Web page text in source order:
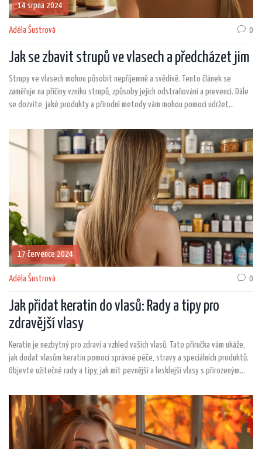
14 srpna 2024
Adéla Šustrová 0
Jak se zbavit strupů ve vlasech a předcházet jim
Strupy ve vlasech mohou působit nepříjemně a svědivě. Tento článek se
zaměřuje na příčiny vzniku strupů, způsoby jejich odstraňování a prevenci. Dále
se dozvíte, jaké produkty a přírodní metody vám mohou pomoci udržet
péči o vlasy a pokožku hlavy.
17 července 2024
Adéla Šustrová 0
Jak přidat keratin do vlasů: Rady a tipy pro
zdravější vlasy
Keratin je nezbytný pro zdraví a vzhled vašich vlasů. Tato příručka vám ukáže,
jak dodat vlasům keratin pomocí správné péče, stravy a speciálních produktů.
Objevte užitečné rady a tipy, jak mít pevnější a lesklejší vlasy s přirozeným